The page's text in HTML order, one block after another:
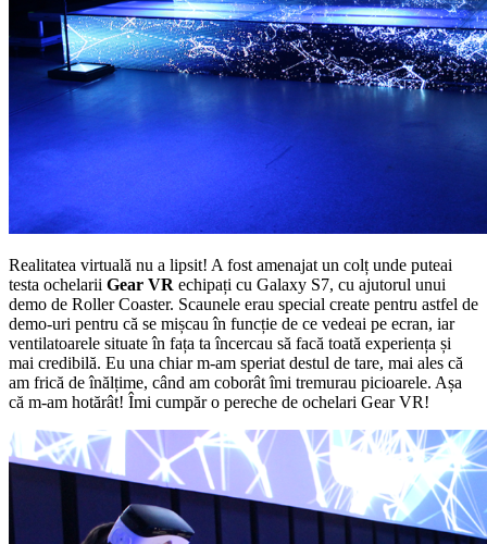
Realitatea virtuală nu a lipsit! A fost amenajat un colț unde puteai
testa ochelarii Gear VR echipați cu Galaxy S7, cu ajutorul unui
demo de Roller Coaster. Scaunele erau special create pentru astfel de
demo-uri pentru că se mișcau în funcție de ce vedeai pe ecran, iar
ventilatoarele situate în fața ta încercau să facă toată experiența și
mai credibilă. Eu una chiar m-am speriat destul de tare, mai ales că
am frică de înălțime, când am coborât îmi tremurau picioarele. Așa
că m-am hotărât! Îmi cumpăr o pereche de ochelari Gear VR!